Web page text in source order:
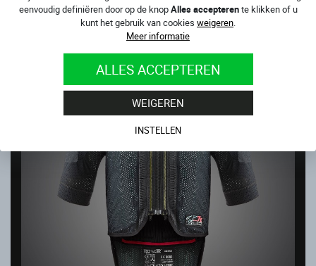
eenvoudig definiëren door op de knopAlles accepterente klikken of u
kunt het gebruik van cookies weigeren.
Meer informatie
ALLES ACCEPTEREN
WEIGEREN
INSTELLEN
Op voorraad